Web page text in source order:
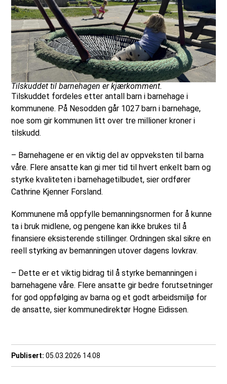
Tilskuddet til barnehagen er kjærkomment.
Tilskuddet fordeles etter antall barn i barnehage i
kommunene. På Nesodden går 1027 barn i barnehage,
noe som gir kommunen litt over tre millioner kroner i
tilskudd.
– Barnehagene er en viktig del av oppveksten til barna
våre. Flere ansatte kan gi mer tid til hvert enkelt barn og
styrke kvaliteten i barnehagetilbudet, sier ordfører
Cathrine Kjenner Forsland.
Kommunene må oppfylle bemanningsnormen for å kunne
ta i bruk midlene, og pengene kan ikke brukes til å
finansiere eksisterende stillinger. Ordningen skal sikre en
reell styrking av bemanningen utover dagens lovkrav.
– Dette er et viktig bidrag til å styrke bemanningen i
barnehagene våre. Flere ansatte gir bedre forutsetninger
for god oppfølging av barna og et godt arbeidsmiljø for
de ansatte, sier kommunedirektør Hogne Eidissen.
Publisert 05.03.2026 14.08